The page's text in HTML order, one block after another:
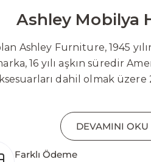
Ashley Mobilya
Ashley Furniture, 1945
16 yılı aşkın süredir
dahil olmak
bir pazar payına
temel yaklaşım olarak
tesisinin altyapısı
hizmet
DEVAMINI OKU
Farklı Ödeme